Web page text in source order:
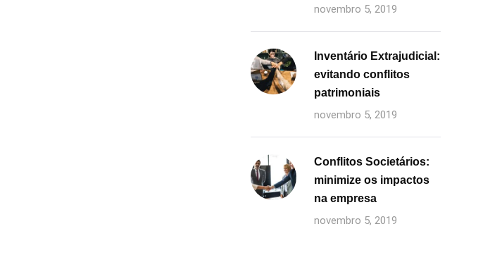
novembro 5, 2019
Inventário Extrajudicial:
evitando conflitos
patrimoniais
novembro 5, 2019
Conflitos Societários:
minimize os impactos
na empresa
novembro 5, 2019